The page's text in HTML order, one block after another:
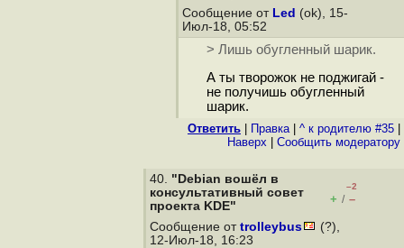
Сообщение от Led (ok), 15-
Июл-18, 05:52
> Лишь обугленный шарик.
А ты творожок не поджигай -
не получишь обугленный
шарик.
Ответить Правка| ^ к родителю #35
Наверх
Cообщить модератору
40. "Debian вошёл в
консультативный cовет
проекта KDE"
–2
+ / –
Сообщение от trolleybus
(?),
12-Июл-18, 16:23